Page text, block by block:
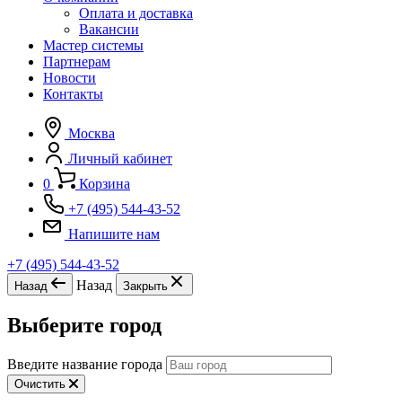
Оплата и доставка
Вакансии
Мастер системы
Партнерам
Новости
Контакты
Москва
Личный кабинет
0
Корзина
+7 (495) 544-43-52
Напишите нам
+7 (495) 544-43-52
Назад Назад Закрыть
Выберите город
Введите название города
Очистить